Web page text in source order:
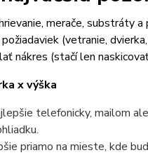
merače, substráty a
(vetranie,
nákres (stačí len
x výška
telefonicky, mailom
priamo na mieste, kde